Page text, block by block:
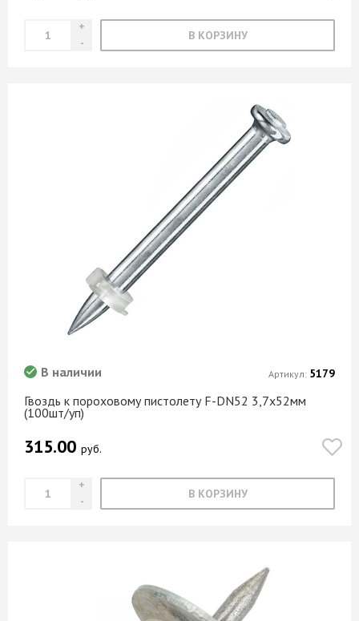
В КОРЗИНУ
Гвоздь к пороховому пистолету F-DN52 3,7х52мм
(100шт/уп)
В наличии
315.00 руб.
В КОРЗИНУ
Артикул: 5179